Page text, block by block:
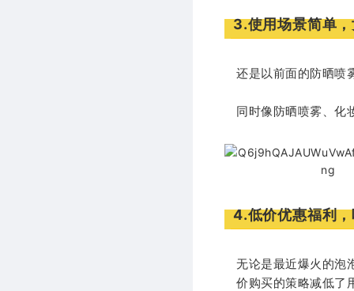
3.使用场景简单
还是以前面的防晒喷
同时像防晒喷雾、化
4.低价优惠福利
无论是最近爆火的泡
价购买的策略减低了